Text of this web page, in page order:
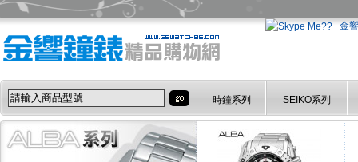
金
時鐘系列 SEIKO系列